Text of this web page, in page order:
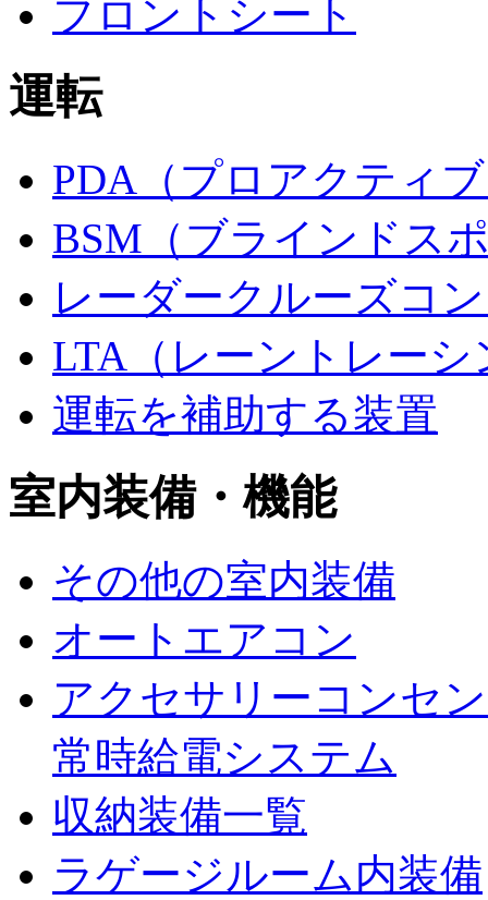
フロントシート
運転
PDA（プロアクティ
BSM（ブラインドス
レーダークルーズコ
LTA（レーントレー
運転を補助する装置
室内装備・機能
その他の室内装備
オートエアコン
アクセサリーコンセ
常時給電システム
収納装備一覧
ラゲージルーム内装備